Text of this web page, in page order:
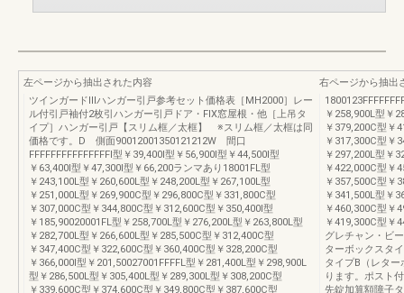
左ページから抽出された内容
ツインガードⅢハンガー引戸参考セット価格表［MH2000］レー
ル付引戸袖付2枚引ハンガー引戸ドア・FIX窓屋根・他［上吊タ
イプ］ハンガー引戸【スリム框／太框】 ※スリム框／太框は同
価格です。D 側面90012001350121212W 間口
FFFFFFFFFFFFFFFI型￥39,400I型￥56,900I型￥44,500I型
￥63,400I型￥47,300I型￥66,200ランマあり18001FL型
￥243,100L型￥260,600L型￥248,200L型￥267,100L型
￥251,000L型￥269,900C型￥296,800C型￥331,800C型
￥307,000C型￥344,800C型￥312,600C型￥350,400I型
￥185,90020001FL型￥258,700L型￥276,200L型￥263,800L型
￥282,700L型￥266,600L型￥285,500C型￥312,400C型
￥347,400C型￥322,600C型￥360,400C型￥328,200C型
￥366,000I型￥201,50027001FFFFL型￥281,400L型￥298,900L
型￥286,500L型￥305,400L型￥289,300L型￥308,200C型
￥339,600C型￥374,600C型￥349,800C型￥387,600C型
右ページから抽出
￥258,900L型￥
￥379,200C型￥
￥317,300C型￥
￥297,200L型￥
￥422,000C型￥
￥357,500C型￥
￥341,500L型￥
￥460,300C型￥
￥419,300C型￥
グレチャン・ビ
ターボックスタ
タイプB（レタ
ります。ポスト
先錠加算額障子